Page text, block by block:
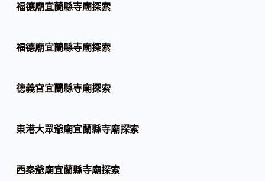
福德廟宜蘭縣寺廟探索
福德廟宜蘭縣寺廟探索
德義宮宜蘭縣寺廟探索
東港大眾爺廟宜蘭縣寺廟探索
西秦爺廟宜蘭縣寺廟探索